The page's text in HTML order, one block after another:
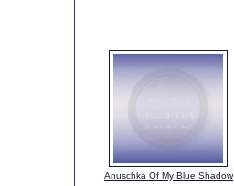
Anuschka Of My Blue Shadow